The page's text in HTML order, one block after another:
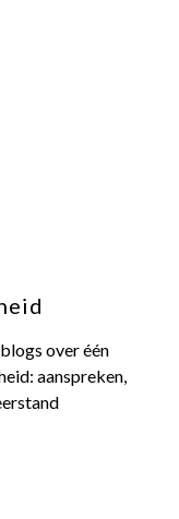
over één
aanspreken,